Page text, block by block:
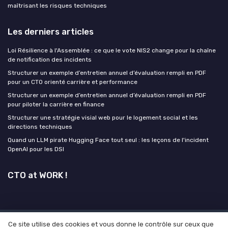
maîtrisant les risques techniques
Les derniers articles
Loi Résilience à l'Assemblée : ce que le vote NIS2 change pour la chaîne
de notification des incidents
Structurer un exemple d’entretien annuel d’évaluation rempli en PDF
pour un CTO orienté carrière et performance
Structurer un exemple d’entretien annuel d’évaluation rempli en PDF
pour piloter la carrière en finance
Structurer une stratégie visial web pour le logement social et les
directions techniques
Quand un LLM pirate Hugging Face tout seul : les leçons de l'incident
OpenAI pour les DSI
CTO at WORK !
Mentions légales Politique de confidentialité Grande
Ce site utilise des cookies et vous donne le contrôle sur ceux que